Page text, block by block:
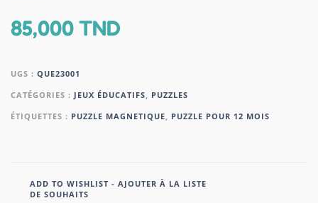
85,000TND
UGS : QUE23001
CATÉGORIES : JEUX ÉDUCATIFS
PUZZLES
ÉTIQUETTES : PUZZLE MAGNETIQUE PUZZLE POUR 12 MOIS
ADD TO WISHLIST - AJOUTER À LA LISTE
DE SOUHAITS